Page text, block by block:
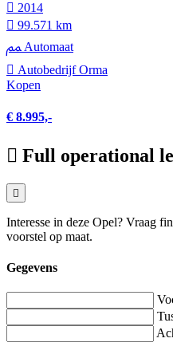
2014
99.571 km
Automaat
Autobedrijf Orma
Kopen
€ 8.995,-
Full operational
Interesse in deze Opel? Vraag
voorstel op maat.
Gegevens